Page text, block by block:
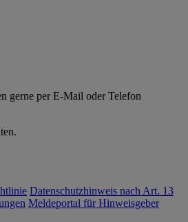
gerne per E-Mail oder Telefon
Datenschutzhinweis nach Art. 13
Meldeportal für Hinweisgeber